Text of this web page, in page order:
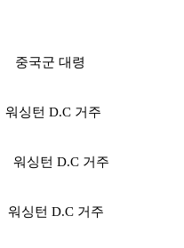
중국군 대령
턴 D.C 거주
싱턴 D.C 거주
턴 D.C 거주